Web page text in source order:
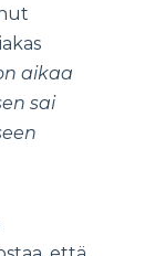
aikaa
sai